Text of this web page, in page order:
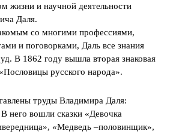
жизни и научной деятельности
Даля.
со многими профессиями,
и поговорками, Даль все знания
В 1862 году вышла вторая знаковая
русского народа».
труды Владимира Даля:
него вошли сказки «Девочка
«Медведь –половинщик»,